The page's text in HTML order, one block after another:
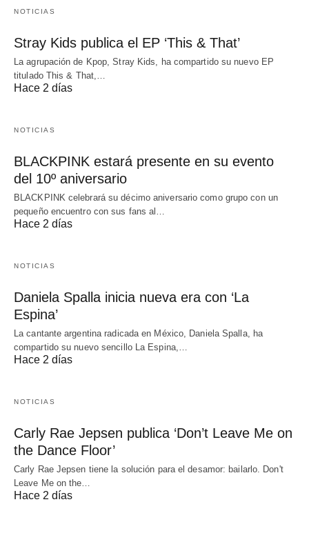
NOTICIAS
Stray Kids publica el EP ‘This & That’
La agrupación de Kpop, Stray Kids, ha compartido su nuevo EP
titulado This & That,…
Hace 2 días
NOTICIAS
BLACKPINK estará presente en su evento
del 10º aniversario
BLACKPINK celebrará su décimo aniversario como grupo con un
pequeño encuentro con sus fans al…
Hace 2 días
NOTICIAS
Daniela Spalla inicia nueva era con ‘La
Espina’
La cantante argentina radicada en México, Daniela Spalla, ha
compartido su nuevo sencillo La Espina,…
Hace 2 días
NOTICIAS
Carly Rae Jepsen publica ‘Don’t Leave Me on
the Dance Floor’
Carly Rae Jepsen tiene la solución para el desamor: bailarlo. Don't
Leave Me on the…
Hace 2 días